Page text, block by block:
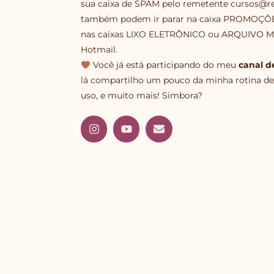
sua caixa de SPAM pelo remetente
também podem ir parar na caixa
nas caixas LIXO ELETRÔNICO ou ARQUIVO
Hotmail.
Você já está participando do meu canal
lá compartilho um pouco da minha rotina
uso, e muito mais! Simbora?